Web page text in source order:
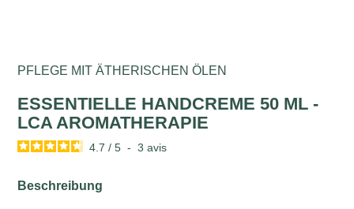
PFLEGE MIT ÄTHERISCHEN ÖLEN
ESSENTIELLE HANDCREME 50 ML -
LCA AROMATHERAPIE
4.7 / 5 - 3avis
Beschreibung